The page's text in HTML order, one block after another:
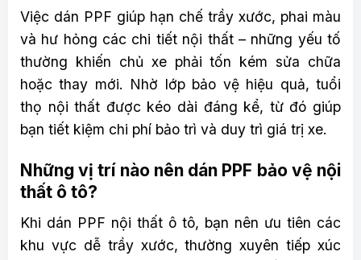
Việc dán PPF giúp hạn chế trầy xước, phai màu
và hư hỏng các chi tiết nội thất – những yếu tố
thường khiến chủ xe phải tốn kém sửa chữa
hoặc thay mới. Nhờ lớp bảo vệ hiệu quả, tuổi
thọ nội thất được kéo dài đáng kể, từ đó giúp
bạn tiết kiệm chi phí bảo trì và duy trì giá trị xe.
Những vị trí nào nên dán PPF bảo vệ nội
thất ô tô?
Khi dán PPF nội thất ô tô, bạn nên ưu tiên các
khu vực dễ trầy xước, thường xuyên tiếp xúc